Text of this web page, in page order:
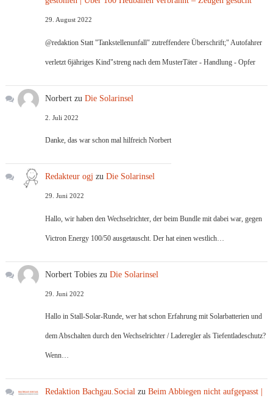
29. August 2022
@redaktion Statt "Tankstellenunfall" zutreffendere Überschrift;" Autofahrer
verletzt 6jähriges Kind"streng nach dem MusterTäter - Handlung - Opfer
Norbert zuDie Solarinsel
2. Juli 2022
Danke, das war schon mal hilfreich Norbert
Redakteur ogj zuDie Solarinsel
29. Juni 2022
Hallo, wir haben den Wechselrichter, der beim Bundle mit dabei war, gegen
Victron Energy 100/50 ausgetauscht. Der hat einen westlich…
Norbert Tobies zuDie Solarinsel
29. Juni 2022
Hallo in Stall-Solar-Runde, wer hat schon Erfahrung mit Solarbatterien und
dem Abschalten durch den Wechselrichter / Laderegler als Tiefentladeschutz?
Wenn…
Redaktion Bachgau.Social zuBeim Abbiegen nicht aufgepasst |